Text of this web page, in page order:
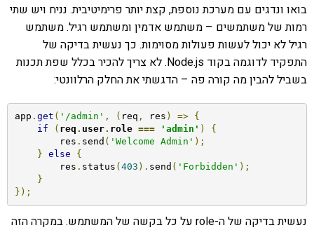
בואו ונדגים עם מערכת נוספת, קצת יותר פרימיטיבית. נניח ויש שתי
רמות של משתמשים – משתמש אדמין ומשתמש רגיל. משתמש
רגיל לא יכול לעשות פעולות מסוימות. כך נעשית בדיקה של
התפקיד לדוגמה בקוד Node.js. לא צריך להכיר בכלל שפת תכנות
בשביל להבין מה קורה פה – הדגשתי את החלק הרלוונטי:
app . get ( '/admin' , ( req , res ) =>
{
if
( req . user. role === 'admin' )
{
        res
. send ( 'Welcome Admin' );
} else
{
        res
. status ( 403 ). send ( 'Forbidden' );
}
});
נעשית בדיקה של ה-role על כל בקשה של המשתמש. במקרה הזה